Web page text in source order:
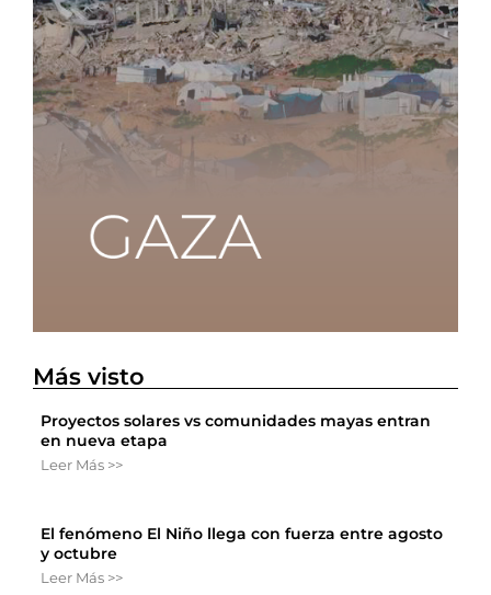
Más visto
Proyectos solares vs comunidades mayas entran
en nueva etapa
Leer Más >>
El fenómeno El Niño llega con fuerza entre agosto
y octubre
Leer Más >>